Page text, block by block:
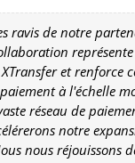
ravis de notre
et renforce
à l'échelle
réseau de
notre
nous réjouissons